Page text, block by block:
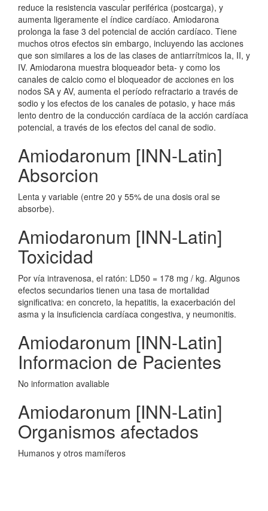
reduce la resistencia vascular periférica (postcarga), y
aumenta ligeramente el índice cardíaco. Amiodarona
prolonga la fase 3 del potencial de acción cardíaco. Tiene
muchos otros efectos sin embargo, incluyendo las acciones
que son similares a los de las clases de antiarrítmicos Ia, II, y
IV. Amiodarona muestra bloqueador beta- y como los
canales de calcio como el bloqueador de acciones en los
nodos SA y AV, aumenta el período refractario a través de
sodio y los efectos de los canales de potasio, y hace más
lento dentro de la conducción cardíaca de la acción cardíaca
potencial, a través de los efectos del canal de sodio.
Amiodaronum [INN-Latin]
Absorcion
Lenta y variable (entre 20 y 55% de una dosis oral se
absorbe).
Amiodaronum [INN-Latin]
Toxicidad
Por vía intravenosa, el ratón: LD50 = 178 mg / kg. Algunos
efectos secundarios tienen una tasa de mortalidad
significativa: en concreto, la hepatitis, la exacerbación del
asma y la insuficiencia cardíaca congestiva, y neumonitis.
Amiodaronum [INN-Latin]
Informacion de Pacientes
No information avaliable
Amiodaronum [INN-Latin]
Organismos afectados
Humanos y otros mamíferos